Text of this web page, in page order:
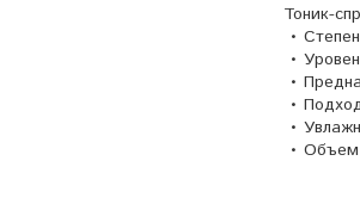
Тоник-
•
•
•
•
•
•